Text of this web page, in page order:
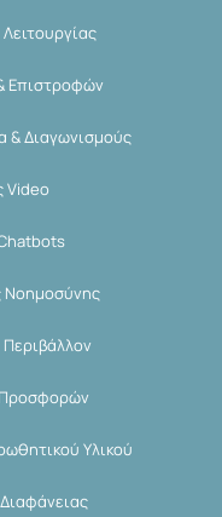
Επιστροφών
& Διαγωνισμούς
Video
Νοημοσύνης
Προσφορών
Υλικού